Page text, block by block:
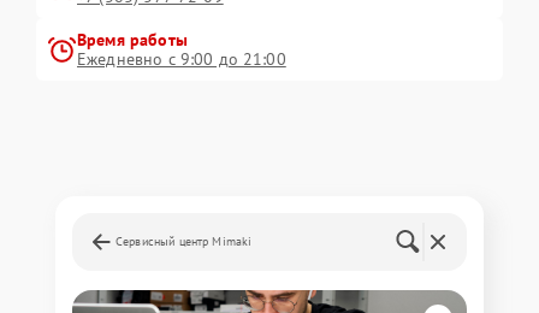
Время работы
Ежедневно с 9:00 до 21:00
Сервисный центр Mimaki